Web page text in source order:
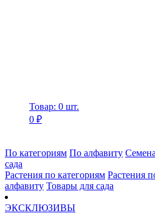
Товар: 0 шт.
0 ₽
По категориям По алфавиту
сада
Растения по категориям Растения
алфавиту Товары для сада
ЭКСКЛЮЗИВЫ